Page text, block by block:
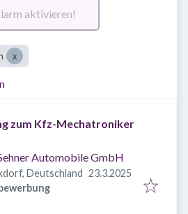
aktivieren!
zum Kfz-Mechatroniker
Automobile GmbH
Deutschland Veröffentlicht
23.3.2025